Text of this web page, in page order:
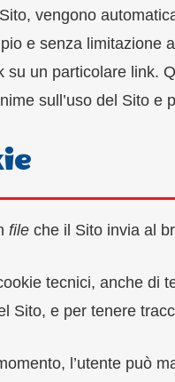
vengono
e senza limitazione
su un particolare link.
sull’uso del Sito e
file che il Sito invia al
tecnici, anche di
Sito, e per tenere
l’utente può